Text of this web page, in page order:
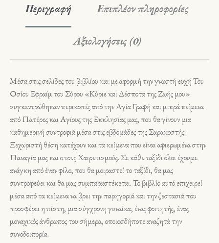
Περιγραφή Επιπλέον πληροφορίες
Αξιολογήσεις (0)
Μέσα στις σελίδες του βιβλίου και με αφορμή την γνωστή ευχή Του
Οσίου Εφραίμ του Σύρου «Κύριε και Δέσποτα της Ζωής μου»
συγκεντρώθηκαν περικοπές από την Αγία Γραφή και μικρά κείμενα
από Πατέρες και Αγίους της Εκκλησίας μας, που θα γίνουν μια
καθημερινή συντροφιά μέσα στις εβδομάδες της Σαρακοστής.
Ξεχωριστή θέση κατέχουν και τα κείμενα που είναι αφιερωμένα στην
Παναγία μας και στους Χαιρετισμούς. Σε κάθε ταξίδι όλοι έχουμε
ανάγκη από έναν φίλο, που θα μοιραστεί το ταξίδι, θα μας
συντροφεύει και θα μας συμπαραστέκεται. Το βιβλίο αυτό επιχειρεί
μέσα από τα κείμενα να βρει την παρηγοριά και την ζεστασιά που
προσφέρει η πίστη, μια σύγχρονη γυναίκα, ένας φοιτητής, ένας
μοναχικός άνθρωπος του σήμερα, οποιοσδήποτε αναζητά την
συνοδοιπορία.